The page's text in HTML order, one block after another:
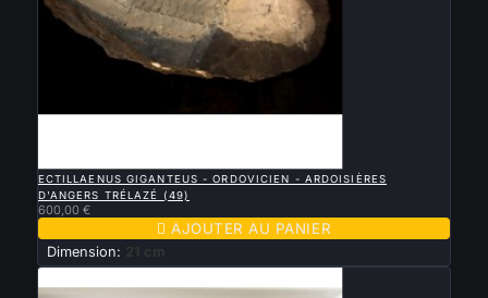
ECTILLAENUS GIGANTEUS - ORDOVICIEN - ARDOISIÈRES
D'ANGERS TRÉLAZÉ (49)
600,00 €
 AJOUTER AU PANIER
Dimension: 21 cm